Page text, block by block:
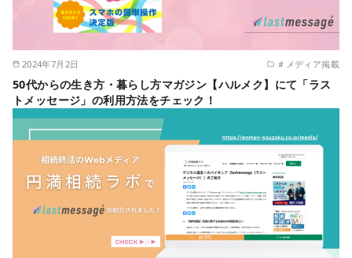
2024年7月2日 ＃メディア掲載
50代からの生き方・暮らし方マガジン【ハルメク】にて「ラス
トメッセージ」の利用方法をチェック！